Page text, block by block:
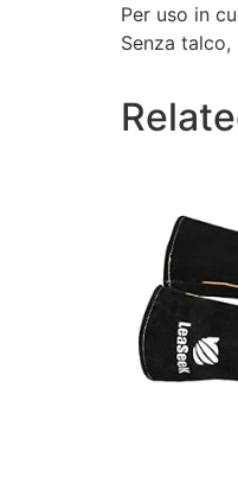
Per uso in
Senza